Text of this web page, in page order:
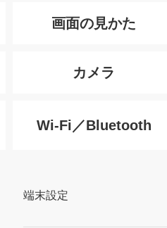
画面の見かた
カメラ
Wi-Fi／Bluetooth
端末設定